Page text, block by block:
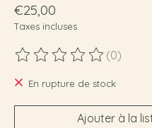
€25,00
Taxes incluses
Ce produit est évalué à
(0)
En rupture de stock
Ajouter à la